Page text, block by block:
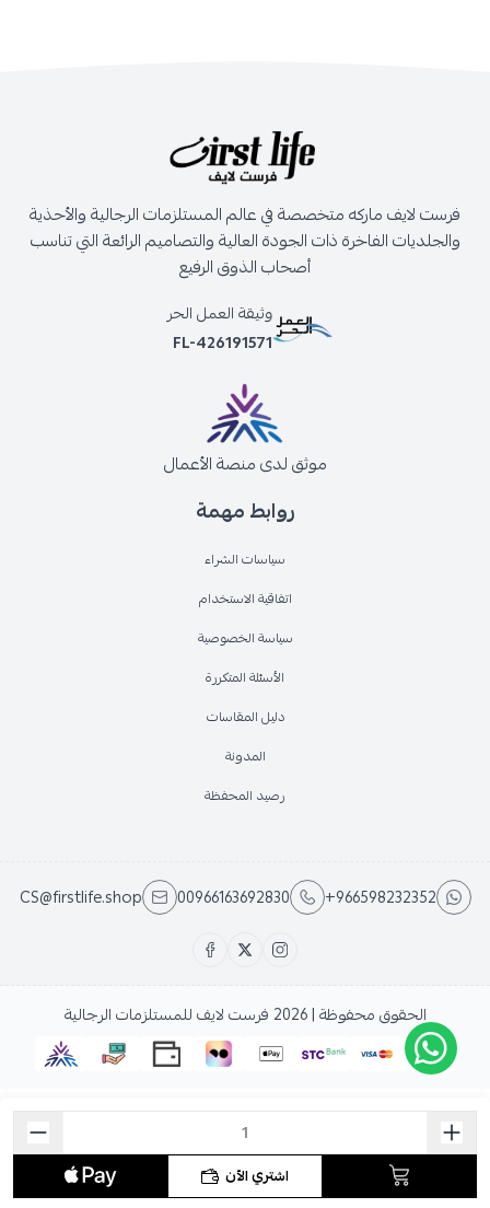
اشتري الآن
روابط مهمة
سياسات الشراء
اتفاقية الاستخدام
سياسة الخصوصية
الأسئلة المتكررة
دليل المقاسات
المدونة
رصيد المحفظة
فرست لايف ماركه متخصصة في عالم المستلزمات الرجالية والأحذية
والجلديات الفاخرة ذات الجودة العالية والتصاميم الرائعة التي تناسب
أصحاب الذوق الرفيع
وثيقة العمل الحر
FL-426191571
موثق لدى منصة الأعمال
+966598232352
00966163692830
CS@firstlife.shop
الحقوق محفوظة | 2026 فرست لايف للمستلزمات الرجالية